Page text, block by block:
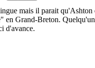
mais il parait
en Grand-Breton.
d'avance.